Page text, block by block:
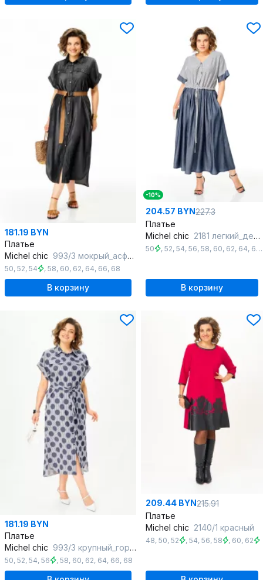
181.19 BYN
Платье
Michel chic 993/3 мокрый_асфальт
50, 52, 54 , 58, 60, 62, 64, 66, 68
В корзину
-10%
204.57 BYN227.3
Платье
Michel chic 2181 легкий_деним
50 , 52, 54, 56, 58, 60, 62, 64, 66
В корзину
181.19 BYN
Платье
Michel chic 993/3 крупный_горох
50, 52, 54, 56 , 58, 60, 62, 64, 66, 68
209.44 BYN215.91
Платье
Michel chic 2140/1 красный
48, 50, 52 , 54, 56, 58 , 60, 62